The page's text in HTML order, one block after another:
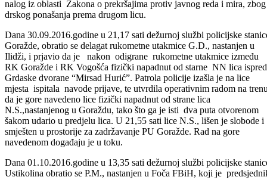
Dana 30.09.2016.godine policijski službenici Uprave policije MUP-a
nalog iz oblasti Zakona o prekršajima protiv javnog reda i mira,
drskog ponašanja prema drugom licu.
Dana 30.09.2016.godine u 21,17 sati dežurnoj službi policijske
Goražde, obratio se delagat rukometne utakmice G.D., nastanjen u
Ilidži, i prjavio da je nakon odigrane rukometne utakmice između
RK Goražde i RK Vogošća fizički napadnut od starne NN lica ispred
Grdaske dvorane “Mirsad Hurić”. Patrola policije izašla je na lice
mjesta ispitala navode prijave, te utvrdila operativnim radom na
da je gore navedeno lice fizički napadnut od strane lica
N.S.,nastanjenog u Goraždu, tako što ga je isti dva puta otvorenom
smješten u prostorije za zadržavanje PU Goražde. Rad na gore
navedenom događaju je u toku.